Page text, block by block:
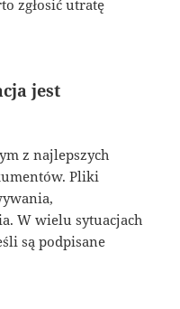
zgłosić utratę
jest
z najlepszych
Pliki
W wielu sytuacjach
są podpisane